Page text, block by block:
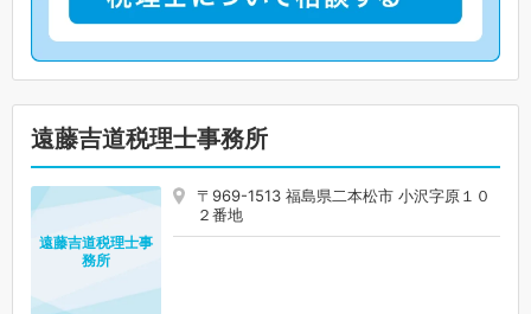
遠藤吉道税理士事務所
〒969-1513 福島県二本松市 小沢字原１０
２番地
遠藤吉道税理士事
務所